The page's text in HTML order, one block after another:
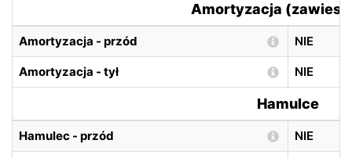
Amortyzacja
Amortyzacja - przód NIE
Amortyzacja - tył NIE
Hamulce
Hamulec - przód NIE